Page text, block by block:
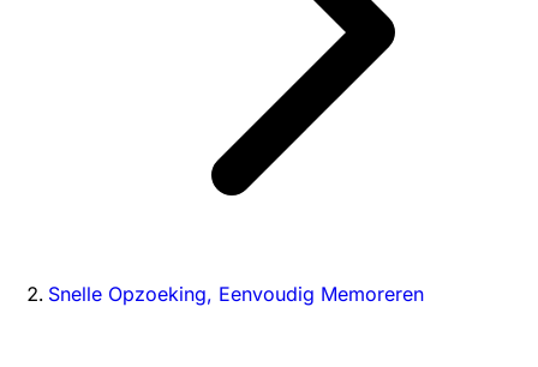
Snelle Opzoeking, Eenvoudig Memoreren